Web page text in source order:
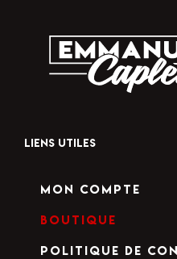
LIENS UTILES
Mon compte
Boutique
Politique de